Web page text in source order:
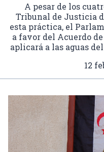
A pesar de los
Tribunal de Justicia
esta práctica, el
a favor del Acuerdo
aplicará a las aguas
12